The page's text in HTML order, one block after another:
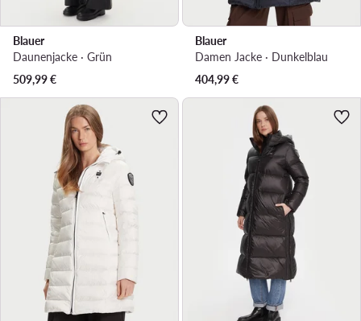
Blauer
Daunenjacke · Grün
509,99€
Blauer
Damen Jacke · Dunkelblau
404,99€